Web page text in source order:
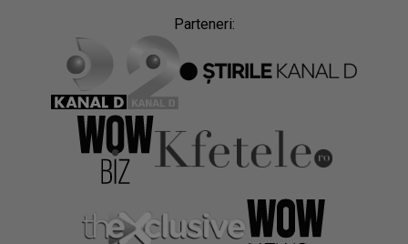
Parteneri: